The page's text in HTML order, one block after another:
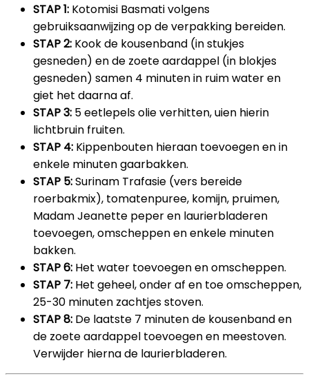
STAP 1: Kotomisi Basmati volgens
gebruiksaanwijzing op de verpakking bereiden.
STAP 2: Kook de kousenband (in stukjes
gesneden) en de zoete aardappel (in blokjes
gesneden) samen 4 minuten in ruim water en
giet het daarna af.
STAP 3: 5 eetlepels olie verhitten, uien hierin
lichtbruin fruiten.
STAP 4: Kippenbouten hieraan toevoegen en in
enkele minuten gaarbakken.
STAP 5:Surinam Trafasie (vers bereide
roerbakmix), tomatenpuree, komijn, pruimen,
Madam Jeanette peper en laurierbladeren
toevoegen, omscheppen en enkele minuten
bakken.
STAP 6: Het water toevoegen en omscheppen.
STAP 7: Het geheel, onder af en toe omscheppen,
25-30 minuten zachtjes stoven.
STAP 8: De laatste 7 minuten de kousenband en
de zoete aardappel toevoegen en meestoven.
Verwijder hierna de laurierbladeren.